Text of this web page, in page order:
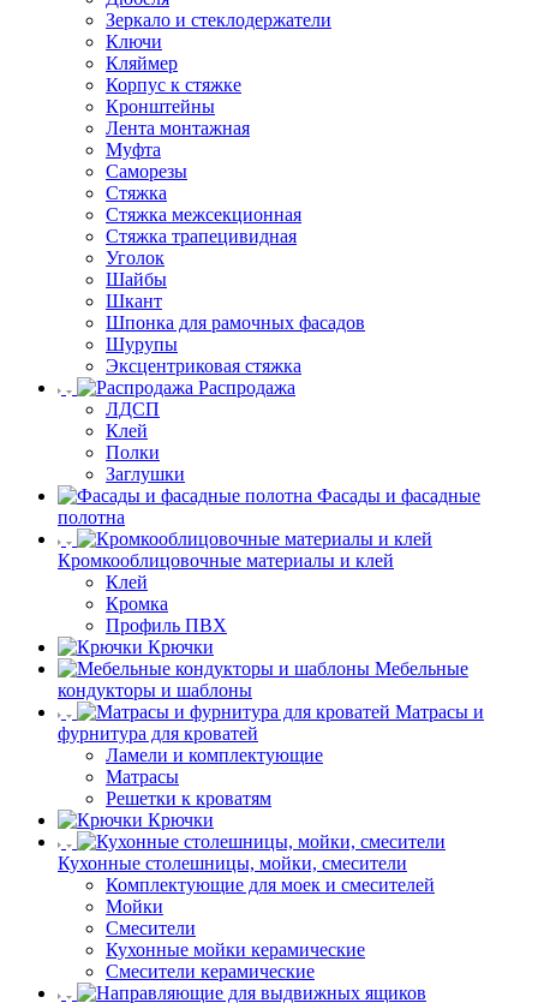
Зеркало и стеклодержатели
Ключи
Кляймер
Корпус к стяжке
Кронштейны
Лента монтажная
Муфта
Саморезы
Стяжка
Стяжка межсекционная
Стяжка трапецивидная
Уголок
Шайбы
Шкант
Шпонка для рамочных фасадов
Шурупы
Эксцентриковая стяжка
Распродажа
ЛДСП
Клей
Полки
Заглушки
Фасады и фасадные
полотна
Кромкооблицовочные материалы и клей
Клей
Кромка
Профиль ПВХ
Крючки
Мебельные
кондукторы и шаблоны
Матрасы и
фурнитура для кроватей
Ламели и комплектующие
Матрасы
Решетки к кроватям
Крючки
Кухонные столешницы, мойки, смесители
Комплектующие для моек и смесителей
Мойки
Смесители
Кухонные мойки керамические
Смесители керамические